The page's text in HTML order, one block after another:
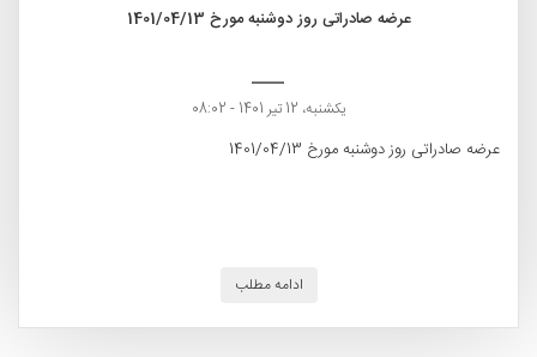
عرضه صادراتی روز دوشنبه مورخ 1401/04/13
یکشنبه، 12 تیر 1401 - 08:02
عرضه صادراتی روز دوشنبه مورخ 1401/04/13
ادامه مطلب